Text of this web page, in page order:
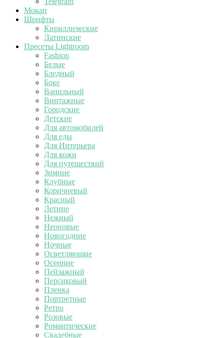
Мокап
Шрифты
Кириллические
Латинские
Пресеты Lightroom
Fashion
Белые
Бледный
Боке
Ванильный
Винтажные
Городские
Детские
Для автомобилей
Для еды
Для Интерьера
Для кожи
Для путешествий
Зимние
Клубные
Коричневый
Красный
Летние
Нежный
Неоновые
Новогодние
Ночные
Осветляющие
Осенние
Пейзажный
Персиковый
Пленка
Портретные
Ретро
Розовые
Романтические
Свадебные